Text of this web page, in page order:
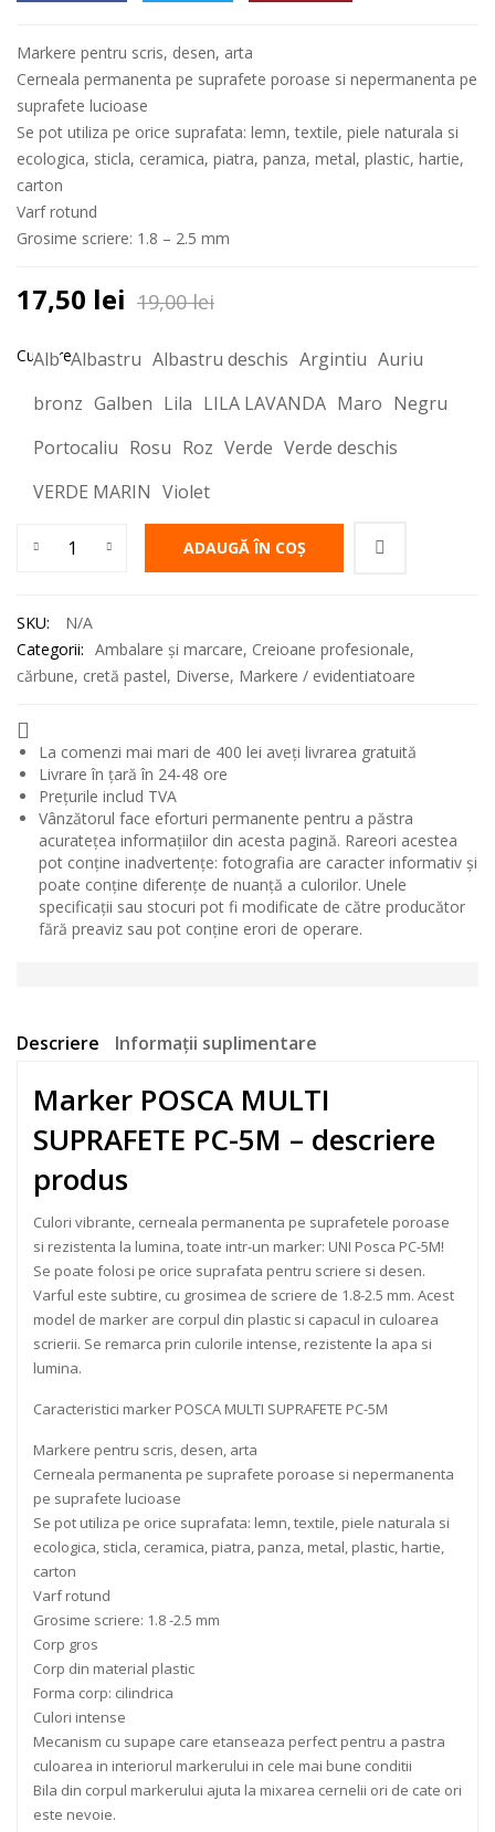
Markere pentru scris, desen, arta
Cerneala permanenta pe suprafete poroase si nepermanenta pe
suprafete lucioase
Se pot utiliza pe orice suprafata: lemn, textile, piele naturala si
ecologica, sticla, ceramica, piatra, panza, metal, plastic, hartie,
carton
Varf rotund
Grosime scriere: 1.8 – 2.5 mm
19,00lei
inițial
19,00 lei.
17,50 lei
curent
este:
Culoare
Alb Albastru Albastru deschis Argintiu Auriu
bronz Galben Lila LILA LAVANDA Maro Negru
Portocaliu Rosu Roz Verde Verde deschis
VERDE MARIN Violet
Cantitate Marker POSCA PC-5M Multi Suprafete varf 1.8-2.5
ADAUGĂ ÎN COȘ
SKU:
N/A
Categorii: Ambalare și marcare, Creioane profesionale,
cărbune, cretă pastel, Diverse, Markere / evidentiatoare
La comenzi mai mari de 400 lei aveți livrarea gratuită
Livrare în țară în 24-48 ore
Prețurile includ TVA
Vânzătorul face eforturi permanente pentru a păstra
acuratețea informațiilor din acesta pagină. Rareori acestea
pot conține inadvertențe: fotografia are caracter informativ și
poate conține diferențe de nuanță a culorilor. Unele
specificații sau stocuri pot fi modificate de către producător
fără preaviz sau pot conține erori de operare.
Descriere Informații suplimentare
Marker POSCA MULTI
SUPRAFETE PC-5M – descriere
produs
Culori vibrante, cerneala permanenta pe suprafetele poroase
si rezistenta la lumina, toate intr-un marker: UNI Posca PC-5M!
Se poate folosi pe orice suprafata pentru scriere si desen.
Varful este subtire, cu grosimea de scriere de 1.8-2.5 mm. Acest
model de marker are corpul din plastic si capacul in culoarea
scrierii. Se remarca prin culorile intense, rezistente la apa si
lumina.
Caracteristici marker POSCA MULTI SUPRAFETE PC-5M
Markere pentru scris, desen, arta
Cerneala permanenta pe suprafete poroase si nepermanenta
pe suprafete lucioase
Se pot utiliza pe orice suprafata: lemn, textile, piele naturala si
ecologica, sticla, ceramica, piatra, panza, metal, plastic, hartie,
carton
Varf rotund
Grosime scriere: 1.8 -2.5 mm
Corp gros
Corp din material plastic
Forma corp: cilindrica
Culori intense
Mecanism cu supape care etanseaza perfect pentru a pastra
culoarea in interiorul markerului in cele mai bune conditii
Bila din corpul markerului ajuta la mixarea cernelii ori de cate ori
este nevoie.